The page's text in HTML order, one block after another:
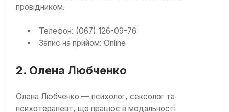
провідником.
Телефон: (067) 126-09-76
Запис на прийом: Online
2. Олена Любченко
Олена Любченко — психолог, сексолог та
психотерапевт, що працює в модальності